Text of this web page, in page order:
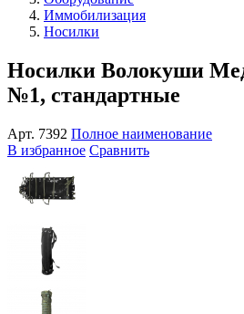
Иммобилизация
Носилки
Носилки Волокуши
№1, стандартные
Арт. 7392 Полное наименование
В избранное Сравнить